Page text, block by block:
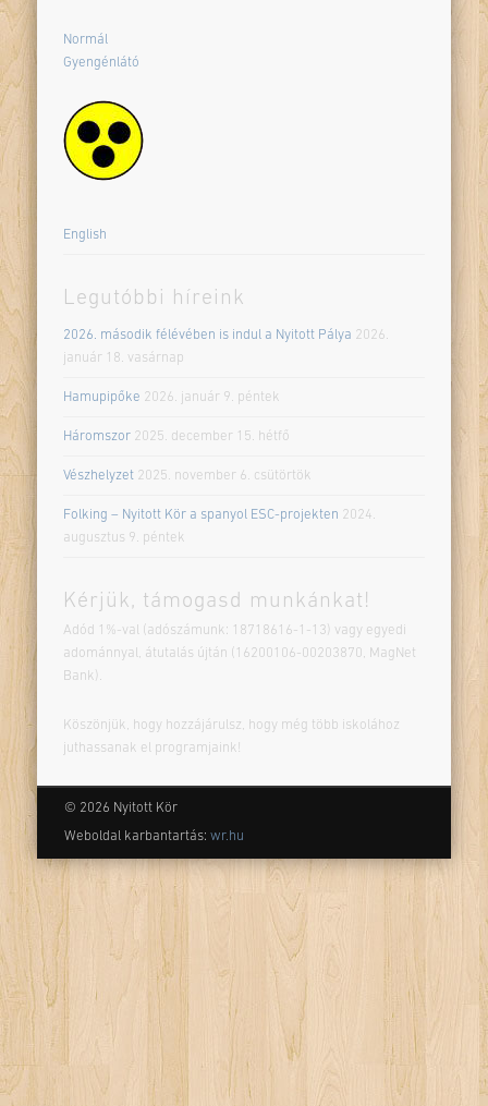
Normál
Gyengénlátó
English
Legutóbbi híreink
2026. második félévében is indul a Nyitott Pálya 2026.
január 18. vasárnap
Hamupipőke 2026. január 9. péntek
Háromszor 2025. december 15. hétfő
Vészhelyzet 2025. november 6. csütörtök
Folking – Nyitott Kör a spanyol ESC-projekten 2024.
augusztus 9. péntek
Kérjük, támogasd munkánkat!
Adód 1%-val (adószámunk: 18718616-1-13) vagy egyedi
adománnyal, átutalás újtán (16200106-00203870, MagNet
Bank).
Köszönjük, hogy hozzájárulsz, hogy még több iskolához
juthassanak el programjaink!
© 2026 Nyitott Kör
Weboldal karbantartás: wr.hu